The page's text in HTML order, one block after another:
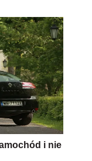
i nie